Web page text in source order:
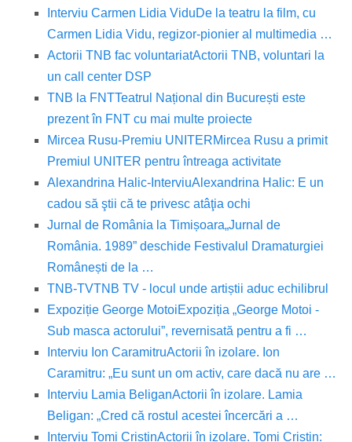
Interviu Carmen Lidia ViduDe la teatru la film, cu
Carmen Lidia Vidu, regizor-pionier al multimedia …
Actorii TNB fac voluntariatActorii TNB, voluntari la
un call center DSP
TNB la FNTTeatrul Național din București este
prezent în FNT cu mai multe proiecte
Mircea Rusu-Premiu UNITERMircea Rusu a primit
Premiul UNITER pentru întreaga activitate
Alexandrina Halic-InterviuAlexandrina Halic: E un
cadou să ştii că te privesc atâţia ochi
Jurnal de România la Timișoara„Jurnal de
România. 1989” deschide Festivalul Dramaturgiei
Românești de la …
TNB-TVTNB TV - locul unde artiștii aduc echilibrul
Expoziție George MotoiExpoziția „George Motoi -
Sub masca actorului”, revernisată pentru a fi …
Interviu Ion CaramitruActorii în izolare. Ion
Caramitru: „Eu sunt un om activ, care dacă nu are …
Interviu Lamia BeliganActorii în izolare. Lamia
Beligan: „Cred că rostul acestei încercări a …
Interviu Tomi CristinActorii în izolare. Tomi Cristin: